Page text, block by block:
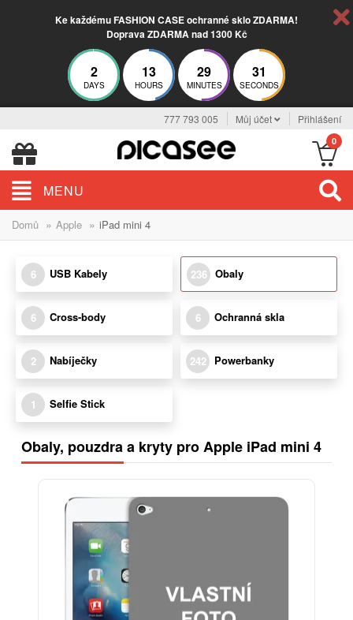
Ke každému FASHION CASE ochranné sklo ZDARMA!
Doprava ZDARMA nad 1300 Kč
2
DAYS
13
HOURS
29
MINUTES
30
SECONDS
777 793 005 Můj účet Přihlášení
0
MENU
Domů » Apple » iPad mini 4
6 USB Kabely 236 Obaly
6 Cross-body 6 Ochranná skla
2 Nabíječky 242 Powerbanky
1 Selfie Stick
Obaly, pouzdra a kryty pro Apple iPad mini 4